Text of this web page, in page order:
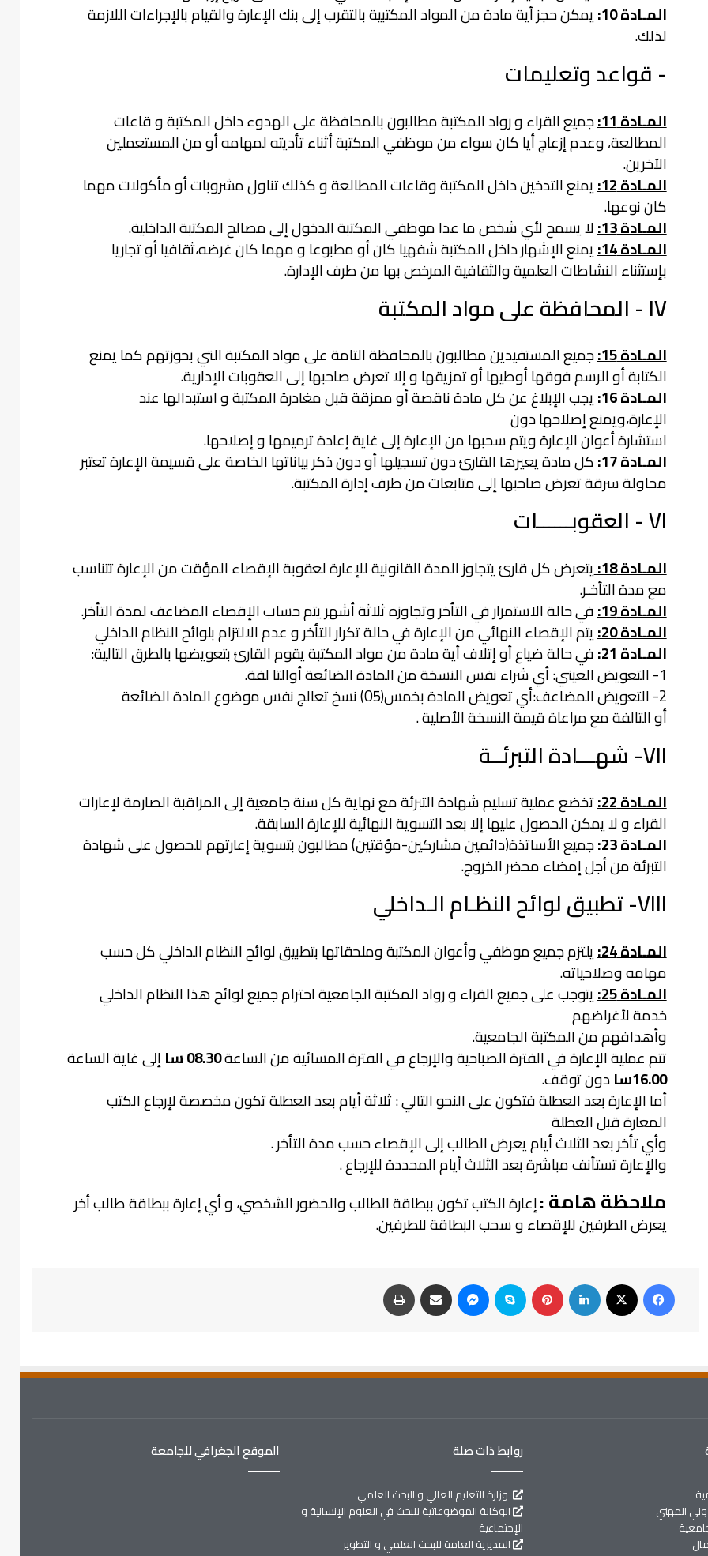
المـادة 10: يمكن حجز أية مادة من المواد المكتبية بالتقرب إلى بنك الإعارة والقيام بالإجراءات اللازمة
لذلك.
- قواعد وتعليمات
المـادة 11: جميع القراء و رواد المكتبة مطالبون بالمحافظة على الهدوء داخل المكتبة و قاعات
المطالعة، وعدم إزعاج أياكان سواء من موظفي المكتبة أثناء تأديته لمهامه أو من المستعملين
الآخرين.
المـادة 12: يمنع التدخين داخل المكتبة وقاعات المطالعة و كذلك تناول مشروبات أو مأكولات مهما
كان نوعها.
المـادة 13: لا يسمح لأي شخص ما عدا موظفي المكتبة الدخول إلى مصالح المكتبة الداخلية.
المـادة 14: يمنع الإشهار داخل المكتبة شفهيا كان أو مطبوعا و مهما كان غرضه،ثقافيا أو تجاريا
بإستثناء النشاطاتالعلمية والثقافية المرخص بها من طرف الإدارة.
IV - المحافظة على مواد المكتبة
المـادة 15: جميع المستفيدين مطالبون بالمحافظة التامة على مواد المكتبة التي بحوزتهم كما يمنع
الكتابة أو الرسم فوقها أوطيها أو تمزيقها و إلا تعرض صاحبها إلى العقوبات الإدارية.
المـادة 16: يجب الإبلاغ عن كل مادة ناقصة أو ممزقة قبل مغادرة المكتبة و استبدالها عند
الإعارة،ويمنع إصلاحها دون
استشارة أعوان الإعارة ويتم سحبها من الإعارة إلى غاية إعادة ترميمها و إصلاحها.
المـادة 17: كل مادة يعيرها القارئ دون تسجيلها أو دون ذكر بياناتها الخاصة على قسيمة الإعارة تعتبر
محاولة سرقةتعرض صاحبها إلى متابعات من طرف إدارة المكتبة.
VI - العقوبــــــات
المـادة 18: يتعرض كل قارئ يتجاوز المدة القانونية للإعارة لعقوبة الإقصاء المؤقت من الإعارة تتناسب
مع مدة التأخـر.
المـادة 19: في حالة الاستمرار في التأخر وتجاوزه ثلاثة أشهر يتم حساب الإقصاء المضاعف لمدة التأخر.
المـادة 20: يتم الإقصاء النهائي من الإعارة في حالة تكرار التأخر و عدم الالتزام بلوائح النظام الداخلي
المـادة 21: في حالة ضياع أو إتلاف أية مادة من مواد المكتبة يقوم القارئ بتعويضها بالطرق التالية:
1- التعويض العيني: أي شراء نفس النسخة من المادة الضائعة أوالتا لفة.
2- التعويض المضاعف:أي تعويض المادة بخمس(05) نسخ تعالج نفس موضوع المادة الضائعة
أو التالفة مع مراعاة قيمة النسخة الأصلية .
VII- شهـــادة التبرئــة
المـادة 22: تخضع عملية تسليمشهادة التبرئة مع نهاية كل سنة جامعية إلى المراقبة الصارمة لإعارات
القراء و لا يمكنالحصول عليها إلا بعد التسوية النهائية للإعارة السابقة.
المـادة 23: جميع الأساتذة(دائمين مشاركين-مؤقتين) مطالبون بتسوية إعارتهم للحصول على شهادة
التبرئة من أجل إمضاءمحضر الخروج.
VIII- تطبيق لوائح النظـام الـداخلي
المـادة 24: يلتزم جميع موظفي وأعوان المكتبة وملحقاتها بتطبيق لوائح النظام الداخلي كل حسب
مهامه وصلاحياته.
المـادة 25: يتوجب على جميع القراء و رواد المكتبة الجامعية احترام جميع لوائح هذا النظام الداخلي
خدمة لأغراضهم
وأهدافهم من المكتبة الجامعية.
تتم عملية الإعارة في الفترة الصباحية والإرجاع في الفترة المسائية من الساعة08.30 سا إلى غاية الساعة
16.00سا دونتوقف.
أما الإعارة بعد العطلة فتكون على النحو التالي : ثلاثة أيام بعد العطلة تكون مخصصة لإرجاع الكتب
المعارة قبل العطلة
وأي تأخر بعد الثلاث أيام يعرض الطالب إلى الإقصاء حسب مدة التأخر .
والإعارة تستأنف مباشرة بعد الثلاث أيام المحددة للإرجاع .
ملاحظة هامة :إعارة الكتب تكون ببطاقة الطالب والحضور الشخصي، و أي إعارة ببطاقة طالب أخر
يعرض الطرفينللإقصاء و سحب البطاقة للطرفين.
المهني
روابط ذات صلة
وزارة التعليم العالي و البحث العلمي
الوكالة الموضوعاتية للبحث في العلوم الإنسانية و
الإجتماعية
المديرية العامة للبحث العلمي و التطوير
الموقع الجغرافي للجامعة